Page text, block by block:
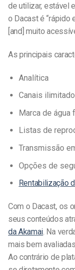
de utilizar, estável
o Dacast é “rápido
[and] muito
As principais
Analítica
Canais
Marca de água
Listas de
Transmissão
Opções de
Rentabilização
Com o Dacast, os
seus conteúdos
da Akamai. Na
mais bem avaliadas
Ao contrário de